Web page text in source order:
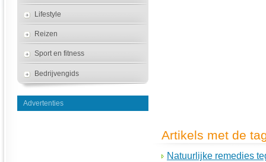
Lifestyle
Reizen
Sport en fitness
Bedrijvengids
Advertenties
Artikels met de
Natuurlijke remedies